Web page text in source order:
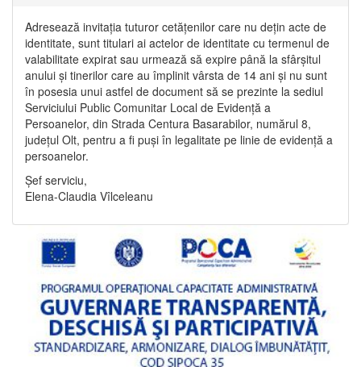
Adresează invitația tuturor cetățenilor care nu dețin acte de
identitate, sunt titulari ai actelor de identitate cu termenul de
valabilitate expirat sau urmează să expire până la sfârșitul
anului și tinerilor care au împlinit vârsta de 14 ani și nu sunt
în posesia unui astfel de document să se prezinte la sediul
Serviciului Public Comunitar Local de Evidență a
Persoanelor, din Strada Centura Basarabilor, numărul 8,
județul Olt, pentru a fi puși în legalitate pe linie de evidență a
persoanelor.
Șef serviciu,
Elena-Claudia Vîlceleanu